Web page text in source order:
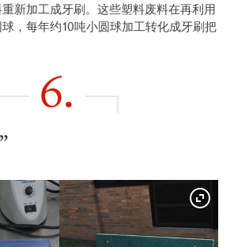
新加工成牙刷。这些塑料废料在再利用
，每年约10吨小圆球加工转化成牙刷把
6.